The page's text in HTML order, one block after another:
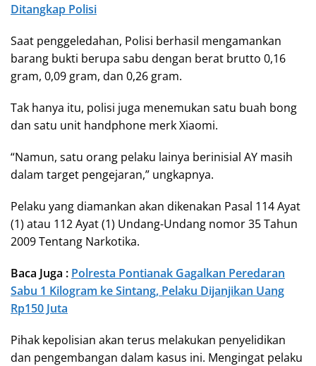
Ditangkap Polisi
Saat penggeledahan, Polisi berhasil mengamankan
barang bukti berupa sabu dengan berat brutto 0,16
gram, 0,09 gram, dan 0,26 gram.
Tak hanya itu, polisi juga menemukan satu buah bong
dan satu unit handphone merk Xiaomi.
“Namun, satu orang pelaku lainya berinisial AY masih
dalam target pengejaran,” ungkapnya.
Pelaku yang diamankan akan dikenakan Pasal 114 Ayat
(1) atau 112 Ayat (1) Undang-Undang nomor 35 Tahun
2009 Tentang Narkotika.
Baca Juga : Polresta Pontianak Gagalkan Peredaran
Sabu 1 Kilogram ke Sintang, Pelaku Dijanjikan Uang
Rp150 Juta
Pihak kepolisian akan terus melakukan penyelidikan
dan pengembangan dalam kasus ini. Mengingat pelaku